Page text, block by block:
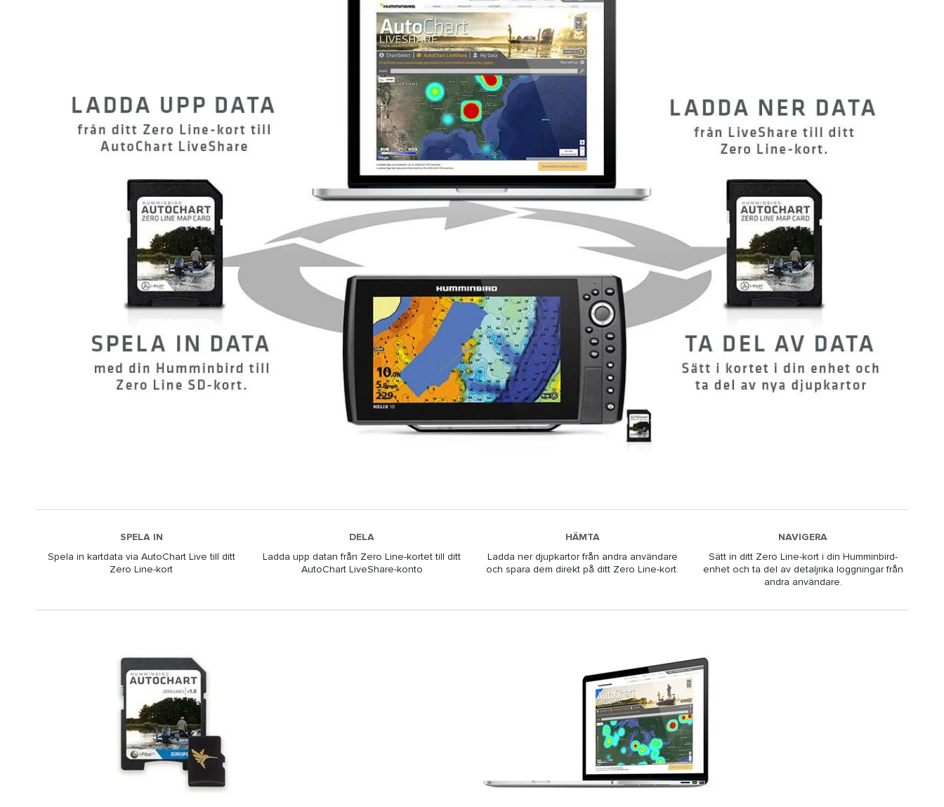
SPELA IN
Spela in kartdata via AutoChart Live till ditt
Zero Line-kort
DELA
Ladda upp datan från Zero Line-kortet till ditt
AutoChart LiveShare-konto
HÄMTA
Ladda ner djupkartor från andra användare
och spara dem direkt på ditt Zero Line-kort.
NAVIGERA
Sätt in ditt Zero Line-kort i din Humminbird-
enhet och ta del av detaljrika loggningar från
andra användare.